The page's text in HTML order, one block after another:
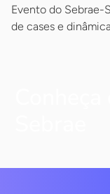
Evento do Sebrae-
de cases e